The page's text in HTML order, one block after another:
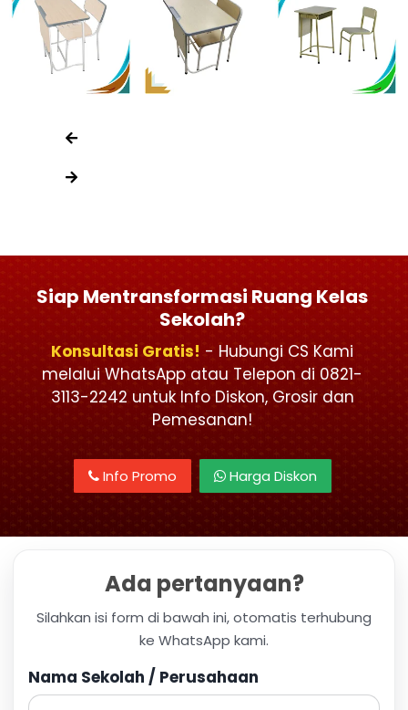
Siap Mentransformasi Ruang Kelas
Sekolah?
Konsultasi Gratis! - Hubungi CS Kami
melalui WhatsApp atau Telepon di 0821-
3113-2242 untuk Info Diskon, Grosir dan
Pemesanan!
Info Promo Harga Diskon
Ada pertanyaan?
Silahkan isi form di bawah ini, otomatis terhubung
ke WhatsApp kami.
Nama Sekolah / Perusahaan